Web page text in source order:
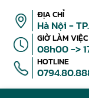
ĐỊA CHỈ
Hà Nội -
GIỜ LÀM VIỆC
08h00 ->
HOTLINE